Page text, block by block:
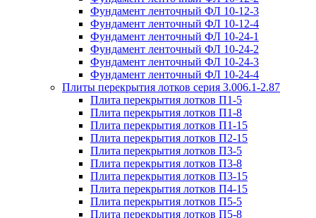
Фундамент ленточный ФЛ 10-12-3
Фундамент ленточный ФЛ 10-12-4
Фундамент ленточный ФЛ 10-24-1
Фундамент ленточный ФЛ 10-24-2
Фундамент ленточный ФЛ 10-24-3
Фундамент ленточный ФЛ 10-24-4
Плиты перекрытия лотков серия 3.006.1-2.87
Плита перекрытия лотков П1-5
Плита перекрытия лотков П1-8
Плита перекрытия лотков П1-15
Плита перекрытия лотков П2-15
Плита перекрытия лотков П3-5
Плита перекрытия лотков П3-8
Плита перекрытия лотков П3-15
Плита перекрытия лотков П4-15
Плита перекрытия лотков П5-5
Плита перекрытия лотков П5-8